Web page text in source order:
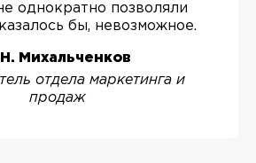
однократно позволяли
бы, невозможное.
Михальченков
отдела маркетинга и
продаж